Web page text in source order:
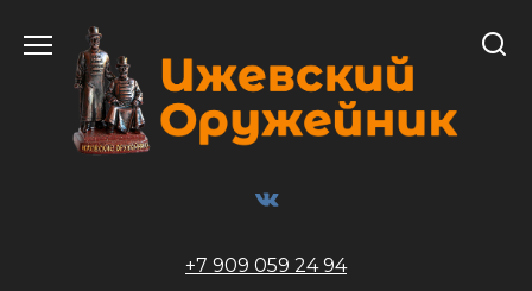
содержанию
+7 909 059 24 94